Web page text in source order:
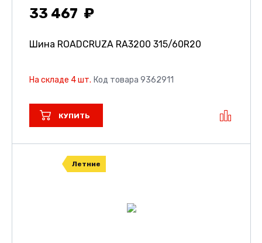
33 467
Шина ROADCRUZA RA3200 315/60R20
На складе 4 шт. Код товара 9362911
КУПИТЬ
Летние